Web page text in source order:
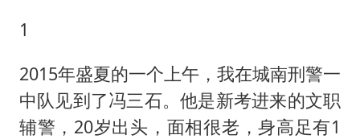
黄金牛市回来了吗
36岁男演员成景区NPC后人气爆棚
1
2015年盛夏的一个上午，我在城南刑警一
中队见到了冯三石。他是新考进来的文职
辅警，20岁出头，面相很老，身高足有1